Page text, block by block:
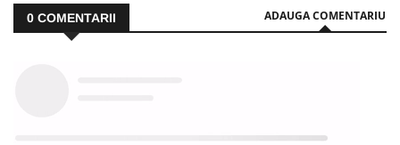
0 COMENTARII ADAUGA COMENTARIU